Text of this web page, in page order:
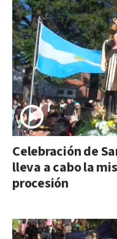
Celebración de
lleva a cabo la
procesión